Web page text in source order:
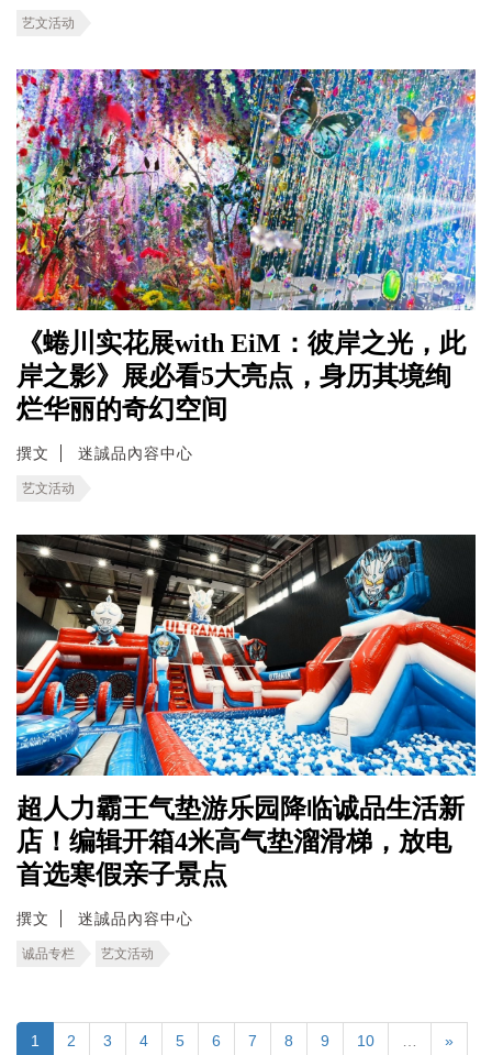
艺文活动
《蜷川实花展with EiM：彼岸之光，此
岸之影》展必看5大亮点，身历其境绚
烂华丽的奇幻空间
撰文 迷誠品內容中心
艺文活动
超人力霸王气垫游乐园降临诚品生活新
店！编辑开箱4米高气垫溜滑梯，放电
首选寒假亲子景点
撰文 迷誠品內容中心
诚品专栏 艺文活动
1 2 3 4 5 6 7 8 9 10 »